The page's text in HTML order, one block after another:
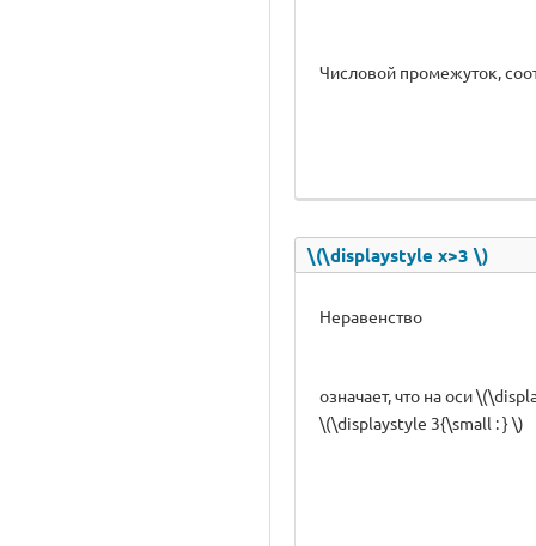
Числовой промежуток,
\(\displaystyle x>3 \)
Неравенство
означает, что на оси
\(\displaystyle 3{\small : } \)